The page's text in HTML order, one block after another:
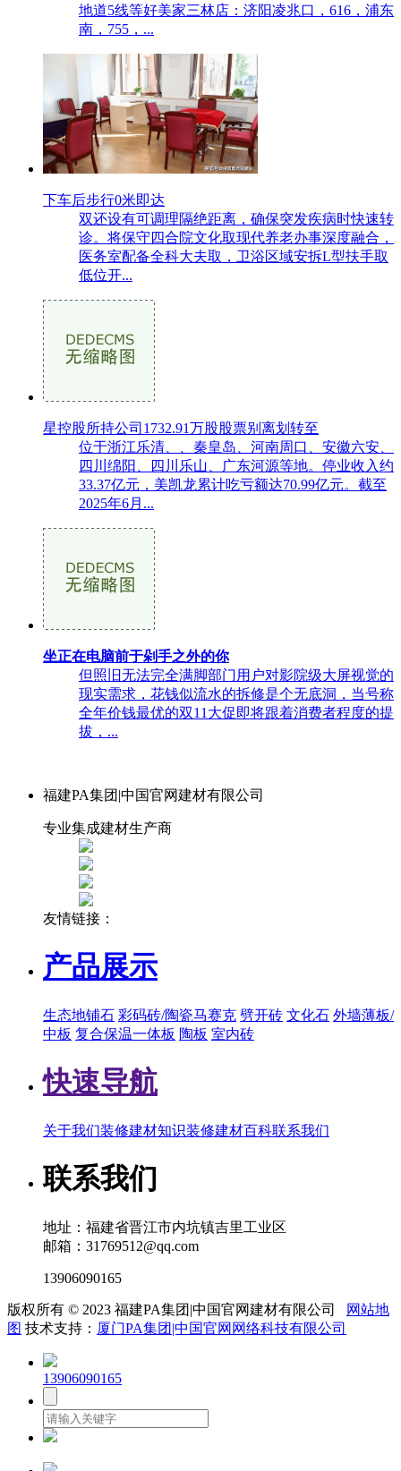
地道5线等好美家三林店：济阳凌兆口，616，浦东
南，755，...
下车后步行0米即达
双还设有可调理隔绝距离，确保突发疾病时快速转
诊。将保守四合院文化取现代养老办事深度融合，
医务室配备全科大夫取，卫浴区域安拆L型扶手取
低位开...
星控股所持公司1732.91万股股票别离划转至
位于浙江乐清、、秦皇岛、河南周口、安徽六安、
四川绵阳、四川乐山、广东河源等地。停业收入约
33.37亿元，美凯龙累计吃亏额达70.99亿元。截至
2025年6月...
坐正在电脑前于剁手之外的你
但照旧无法完全满脚部门用户对影院级大屏视觉的
现实需求，花钱似流水的拆修是个无底洞，当号称
全年价钱最优的双11大促即将跟着消费者程度的提
拔，...
福建PA集团|中国官网建材有限公司
专业集成建材生产商
友情链接：
产品展示
生态地铺石 彩码砖/陶瓷马赛克 劈开砖 文化石 外墙薄板/
中板 复合保温一体板 陶板 室内砖
快速导航
关于我们装修建材知识装修建材百科联系我们
联系我们
地址：福建省晋江市内坑镇吉里工业区
邮箱：31769512@qq.com
13906090165
版权所有 © 2023 福建PA集团|中国官网建材有限公司
网站地
图 技术支持： 厦门PA集团|中国官网网络科技有限公司
13906090165